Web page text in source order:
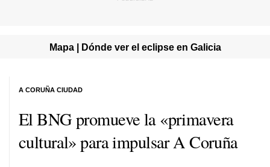
Mapa | Dónde ver el eclipse en Galicia
El BNG promueve la «primavera
cultural» para impulsar A Coruña
A CORUÑA CIUDAD